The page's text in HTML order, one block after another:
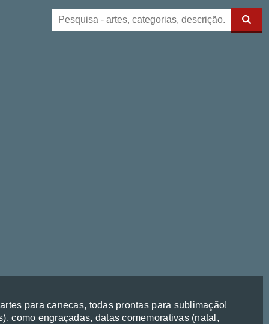
para canecas, todas prontas para sublimação!
como engraçadas, datas comemorativas (natal,